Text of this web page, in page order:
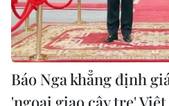
Báo Nga khẳng định
'ngoại giao cây tre'